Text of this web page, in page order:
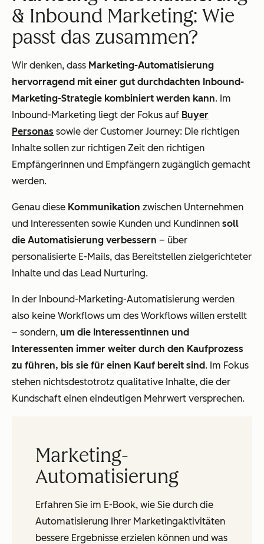
& Inbound Marketing: Wie
passt das zusammen?
Wir denken, dass Marketing-Automatisierung
hervorragend mit einer gut durchdachten Inbound-
Marketing-Strategie kombiniert werden kann. Im
Inbound-Marketing liegt der Fokus auf Buyer
Personas sowie der Customer Journey: Die richtigen
Inhalte sollen zur richtigen Zeit den richtigen
Empfängerinnen und Empfängern zugänglich gemacht
werden.
Genau diese Kommunikation zwischen Unternehmen
und Interessenten sowie Kunden und Kundinnen soll
die Automatisierung verbessern – über
personalisierte E-Mails, das Bereitstellen zielgerichteter
Inhalte und das Lead Nurturing.
In der Inbound-Marketing-Automatisierung werden
also keine Workflows um des Workflows willen erstellt
– sondern, um die Interessentinnen und
Interessenten immer weiter durch den Kaufprozess
zu führen, bis sie für einen Kauf bereit sind. Im Fokus
stehen nichtsdestotrotz qualitative Inhalte, die der
Kundschaft einen eindeutigen Mehrwert versprechen.
Marketing-
Automatisierung
Erfahren Sie im E-Book, wie Sie durch die
Automatisierung Ihrer Marketingaktivitäten
bessere Ergebnisse erzielen können und was